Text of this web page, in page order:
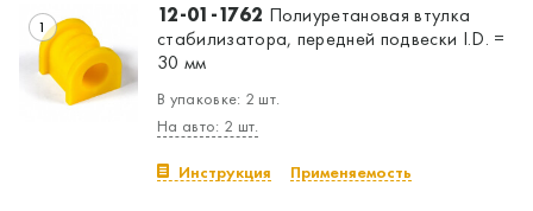
1 12-01-1762 Полиуретановая втулка
стабилизатора, передней подвески I.D. =
30 мм
В упаковке: 2 шт.
На авто: 2 шт.
Инструкция Применяемость